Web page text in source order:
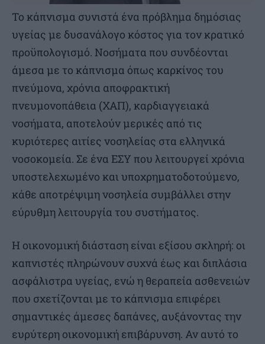
Το κάπνισμα συνιστά ένα πρόβλημα δημόσιας
υγείας με δυσανάλογο κόστος για τον κρατικό
προϋπολογισμό. Νοσήματα που συνδέονται
άμεσα με το κάπνισμα όπως καρκίνος του
πνεύμονα, χρόνια αποφρακτική
πνευμονοπάθεια (ΧΑΠ), καρδιαγγειακά
νοσήματα, αποτελούν μερικές από τις
κυριότερες αιτίες νοσηλείας στα ελληνικά
νοσοκομεία. Σε ένα ΕΣΥ που λειτουργεί χρόνια
υποστελεχωμένο και υποχρηματοδοτούμενο,
κάθε αποτρέψιμη νοσηλεία συμβάλλει στην
εύρυθμη λειτουργία του συστήματος.
Η οικονομική διάσταση είναι εξίσου σκληρή: οι
καπνιστές πληρώνουν συχνά έως και διπλάσια
ασφάλιστρα υγείας, ενώ η θεραπεία ασθενειών
που σχετίζονται με το κάπνισμα επιφέρει
σημαντικές άμεσες δαπάνες, αυξάνοντας την
ευρύτερη οικονομική επιβάρυνση. Αν αυτό το